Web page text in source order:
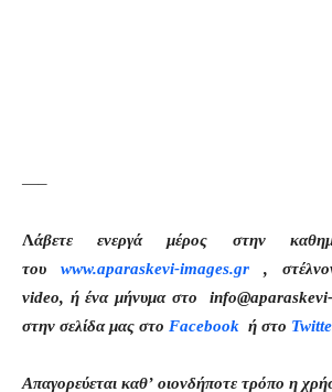
—–
Λάβετε ενεργά μέρος στην
του www.aparaskevi-images.gr ,
video, ή ένα μήνυμα στο
στην σελίδα μας στο Facebook ή στο
Απαγορεύεται καθ’ οιονδήποτε τρόπο η